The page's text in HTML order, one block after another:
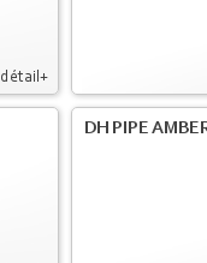
détail+
DH PIPE